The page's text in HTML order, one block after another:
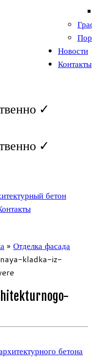
Новости
Контакты
✓
✓
бетон
» Отделка фасада
kladka-iz-